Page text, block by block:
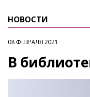
НОВОСТИ
08 ФЕВРАЛЯ 2021
В